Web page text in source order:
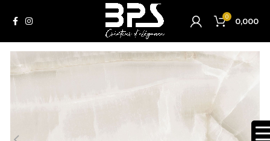
0 0,000